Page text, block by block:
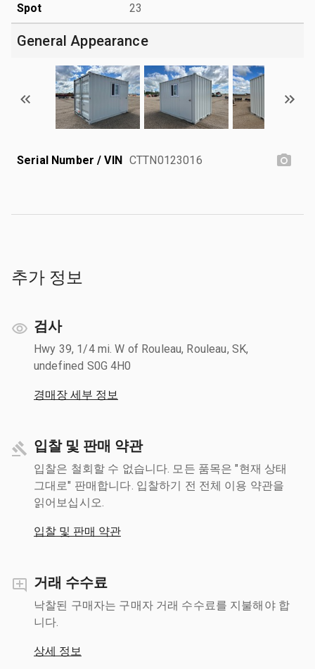
Spot
23
General Appearance
Serial Number / VIN CTTN0123016
추가 정보
검사
Hwy 39, 1/4 mi. W of Rouleau, Rouleau, SK,
undefined S0G 4H0
경매장 세부 정보
입찰 및 판매 약관
입찰은 철회할 수 없습니다. 모든 품목은 "현재 상태
그대로" 판매합니다. 입찰하기 전 전체 이용 약관을
읽어보십시오.
입찰 및 판매 약관
거래 수수료
낙찰된 구매자는 구매자 거래 수수료를 지불해야 합
니다.
상세 정보